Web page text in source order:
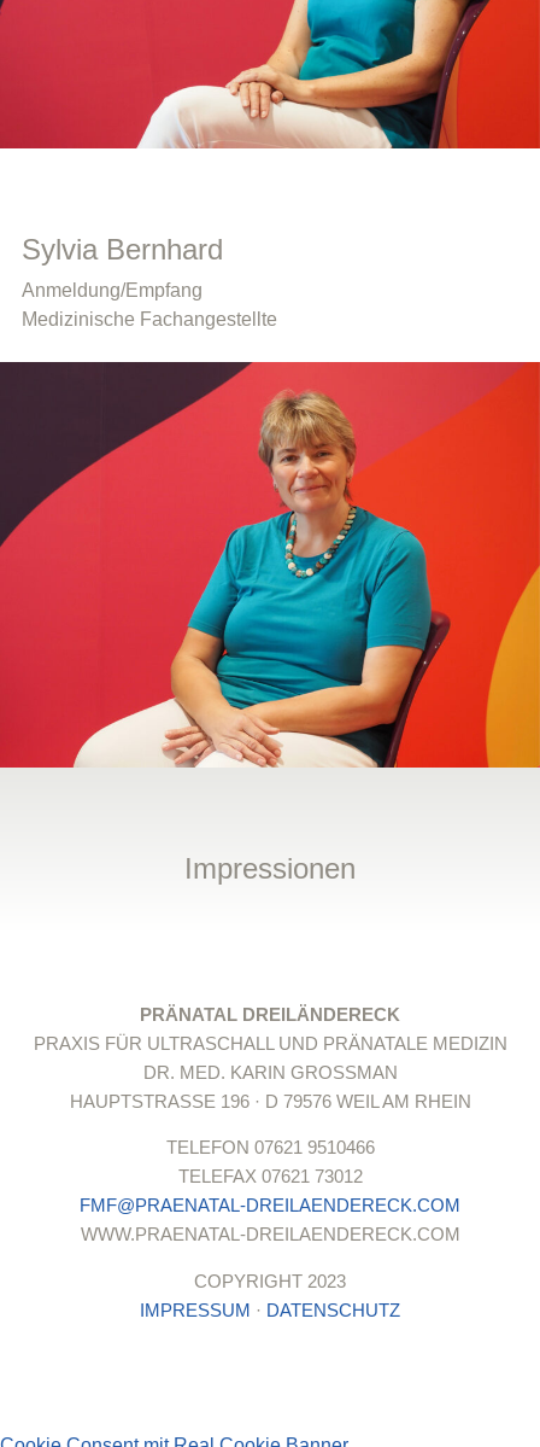
Sylvia Bernhard
Anmeldung/Empfang
Medizinische Fachangestellte
Impressionen
PRÄNATAL DREILÄNDERECK
PRAXIS FÜR ULTRASCHALL UND PRÄNATALE MEDIZIN
DR. MED. KARIN GROSSMAN
HAUPTSTRASSE 196 · D 79576 WEIL AM RHEIN
TELEFON 07621 9510466
TELEFAX 07621 73012
FMF@PRAENATAL-DREILAENDERECK.COM
WWW.PRAENATAL-DREILAENDERECK.COM
COPYRIGHT 2023
IMPRESSUM · DATENSCHUTZ